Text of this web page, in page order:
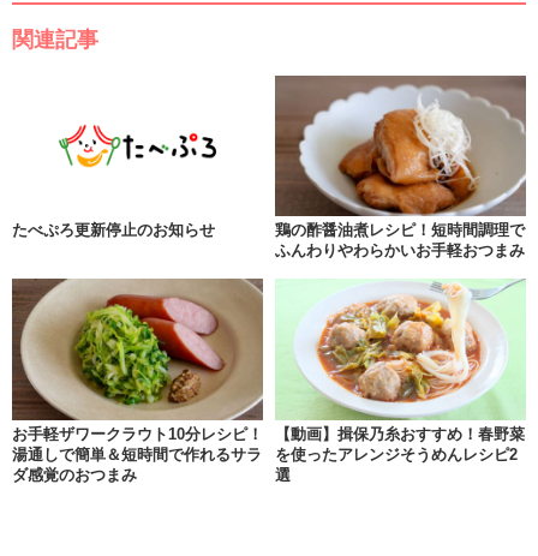
関連記事
たべぷろ更新停止のお知らせ
鶏の酢醤油煮レシピ！短時間調理で
ふんわりやわらかいお手軽おつまみ
お手軽ザワークラウト10分レシピ！
湯通しで簡単＆短時間で作れるサラ
ダ感覚のおつまみ
【動画】揖保乃糸おすすめ！春野菜
を使ったアレンジそうめんレシピ2
選